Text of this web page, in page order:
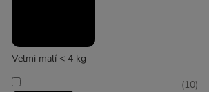
Velmi malí < 4 kg
(10)